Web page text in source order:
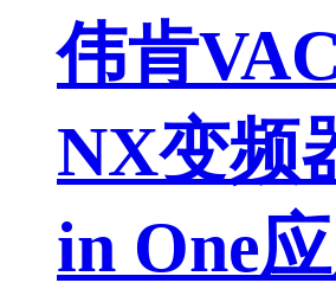
伟肯
NX变频
in One